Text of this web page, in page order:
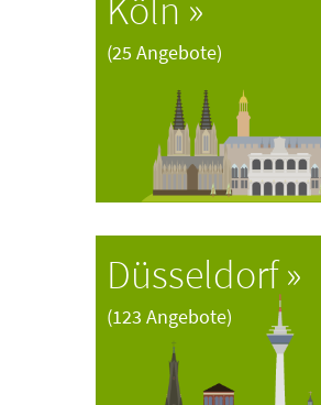
Köln
(25 Angebote)
Düsseldorf
(123 Angebote)